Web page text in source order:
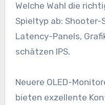
Welche Wahl die
Spieltyp ab:
Latency-Panels,
schätzen IPS.
Neuere OLED-
bieten exzellente